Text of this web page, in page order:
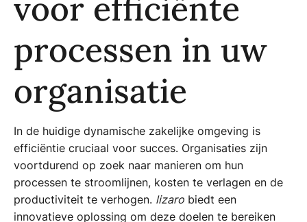
processen in uw
organisatie
In de huidige dynamische zakelijke omgeving is
efficiëntie cruciaal voor succes. Organisaties zijn
voortdurend op zoek naar manieren om hun
processen te stroomlijnen, kosten te verlagen en de
productiviteit te verhogen. lizaro biedt een
innovatieve oplossing om deze doelen te bereiken